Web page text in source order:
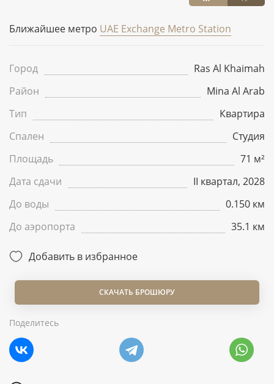
Ближайшее метро UAE Exchange Metro Station
Город
Ras Al Khaimah
Район
Mina Al Arab
Тип
Квартира
Спален
Студия
Площадь
71 м²
Дата сдачи
II квартал, 2028
До воды
0.150 км
До аэропорта
35.1 км
Добавить в избранное
СКАЧАТЬ БРОШЮРУ
Поделитесь